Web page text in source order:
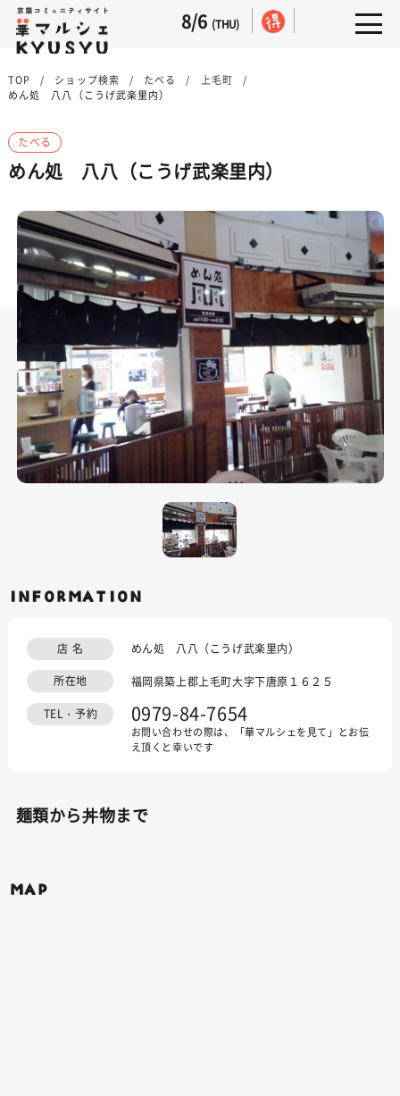
8/6 (THU)
TOP ショップ検索 たべる
上毛町
めん処 八八（こうげ武楽里内）
たべる
めん処 八八（こうげ武楽里内）
INFORMATION
店 名
めん処 八八（こうげ武楽里内）
所在地
福岡県築上郡上毛町大字下唐原１６２５
TEL・予約
0979-84-7654
お問い合わせの際は、「華マルシェを見て」とお伝
え頂くと幸いです
麺類から丼物まで
MAP